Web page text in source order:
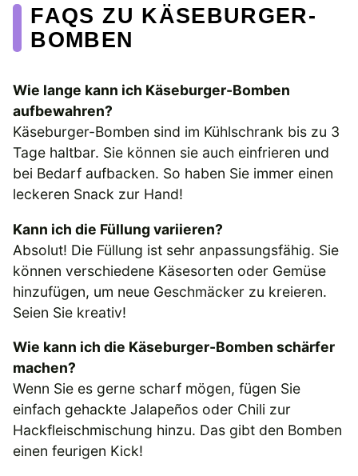
FAQS ZU KÄSEBURGER-
BOMBEN
Wie lange kann ich Käseburger-Bomben
aufbewahren?
Käseburger-Bomben sind im Kühlschrank bis zu 3
Tage haltbar. Sie können sie auch einfrieren und
bei Bedarf aufbacken. So haben Sie immer einen
leckeren Snack zur Hand!
Kann ich die Füllung variieren?
Absolut! Die Füllung ist sehr anpassungsfähig. Sie
können verschiedene Käsesorten oder Gemüse
hinzufügen, um neue Geschmäcker zu kreieren.
Seien Sie kreativ!
Wie kann ich die Käseburger-Bomben schärfer
machen?
Wenn Sie es gerne scharf mögen, fügen Sie
einfach gehackte Jalapeños oder Chili zur
Hackfleischmischung hinzu. Das gibt den Bomben
einen feurigen Kick!